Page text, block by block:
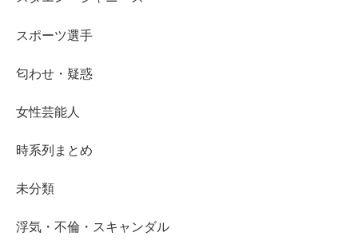
スポーツ選手
匂わせ・疑惑
女性芸能人
時系列まとめ
未分類
浮気・不倫・スキャンダル